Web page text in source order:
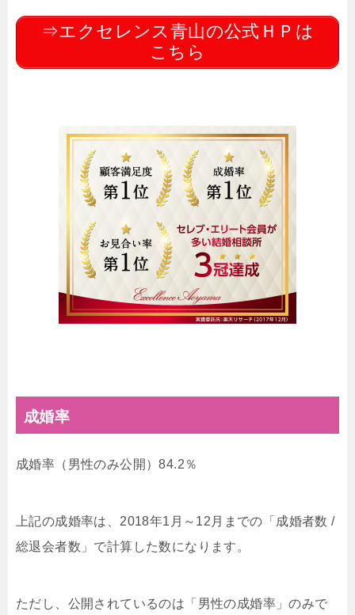
⇒エクセレンス青山の公式ＨＰは
こちら
成婚率
成婚率（男性のみ公開）84.2％
上記の成婚率は、2018年1月～12月までの「成婚者数 /
総退会者数」で計算した数になります。
ただし、公開されているのは「男性の成婚率」のみで